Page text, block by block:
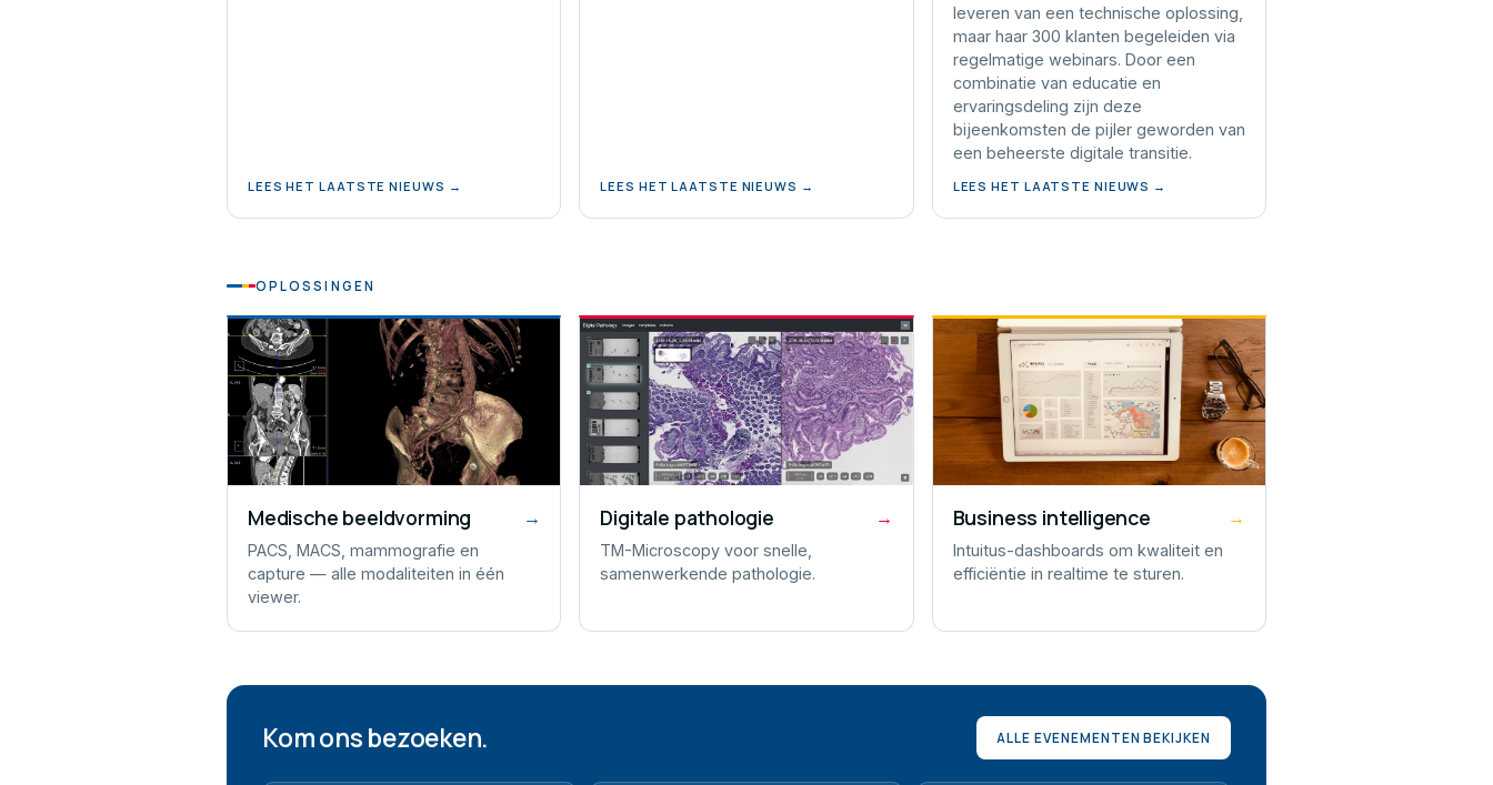
LEES HET LAATSTE NIEUWS → LEES HET LAATSTE NIEUWS →
leveren van een technische oplossing,
maar haar 300 klanten begeleiden via
regelmatige webinars. Door een
combinatie van educatie en
ervaringsdeling zijn deze
bijeenkomsten de pijler geworden van
een beheerste digitale transitie.
LEES HET LAATSTE NIEUWS →
OPLOSSINGEN
Medische beeldvorming →
PACS, MACS, mammografie en
capture — alle modaliteiten in één
viewer.
Digitale pathologie →
TM-Microscopy voor snelle,
samenwerkende pathologie.
Business intelligence →
Intuitus-dashboards om kwaliteit en
efficiëntie in realtime te sturen.
Kom ons bezoeken. ALLE EVENEMENTEN BEKIJKEN